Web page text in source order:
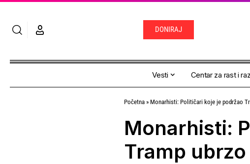
DONIRAJ
Vesti Centar za rast i
Početna » Monarhisti: Političari koje je podržao
Monarhisti:
Tramp